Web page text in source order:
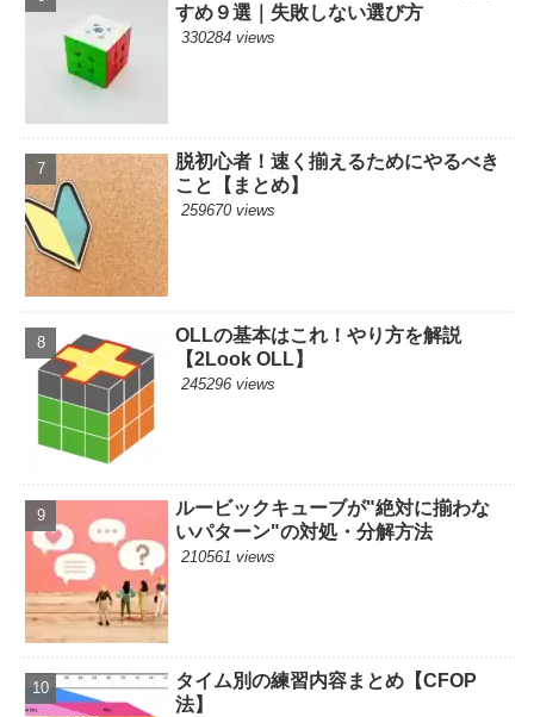
すめ９選｜失敗しない選び方
330284 views
脱初心者！速く揃えるためにやるべき
こと【まとめ】
259670 views
OLLの基本はこれ！やり方を解説
【2Look OLL】
245296 views
ルービックキューブが"絶対に揃わな
いパターン"の対処・分解方法
210561 views
タイム別の練習内容まとめ【CFOP
法】